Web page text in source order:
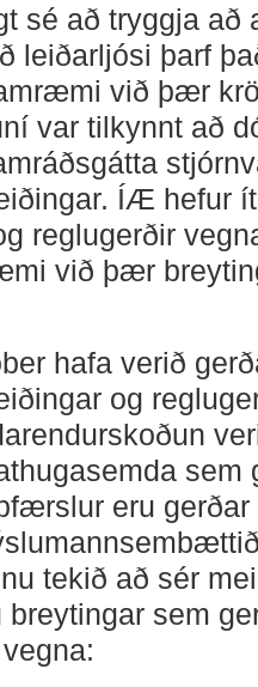
sé að tryggja að
leiðarljósi þarf
við þær
var tilkynnt að
ÍÆ hefur
reglugerðir
við þær
hafa verið
og
sem
eru
tekið að sér
sem